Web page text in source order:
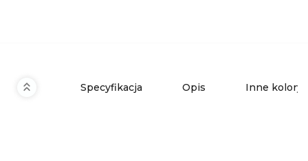
Specyfikacja Opis Inne kolory